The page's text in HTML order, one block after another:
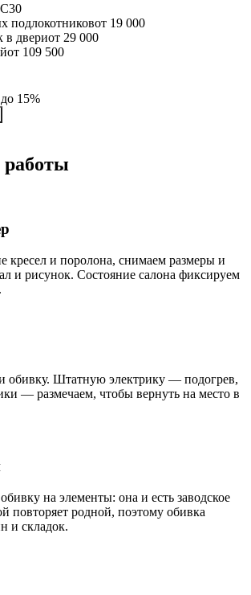
подлокотниковот 19 000
в двериот 29 000
от 109 500
15%
кресел и поролона, снимаем размеры и
и рисунок. Состояние салона фиксируем
обивку. Штатную электрику — подогрев,
— размечаем, чтобы вернуть на место в
на элементы: она и есть заводское
повторяет родной, поэтому обивка
и складок.